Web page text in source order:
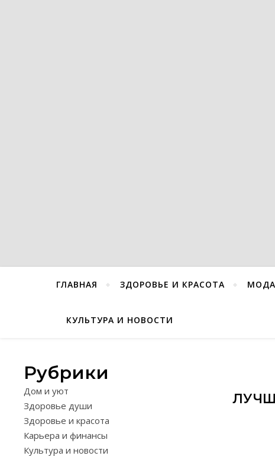
ГЛАВНАЯ ЗДОРОВЬЕ И КРАСОТА
КУЛЬТУРА И НОВОСТИ
Рубрики
Дом и уют
Здоровье души
Здоровье и красота
Карьера и финансы
Культура и новости